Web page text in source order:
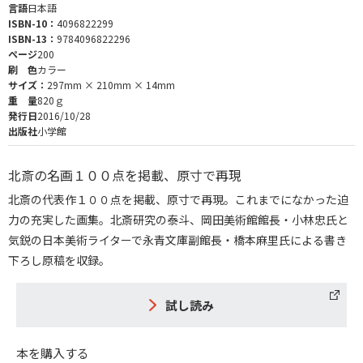
言語日本語
ISBN-10： 4096822299
ISBN-13： 9784096822296
ページ200
刷 色カラー
サイズ： 297mm × 210mm × 14mm
重 量820ｇ
発行日2016/10/28
出版社小学館
北斎の名画１００点を掲載、原寸で再現
北斎の代表作１００点を掲載、原寸で再現。これまでになかった迫
力の充実した画集。北斎研究の泰斗、岡田美術館館長・小林忠氏と
気鋭の日本美術ライターで永青文庫副館長・橋本麻里氏による書き
下ろし原稿を収録。
試し読み
本を購入する